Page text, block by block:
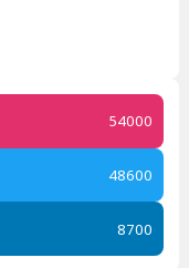
54000
48600
8700